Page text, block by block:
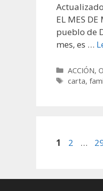
Actualizado
EL MES
pueblo de
mes, es …
Categorías
ACCIÓN,
Etiquetas
carta,
Página
1 Página
2 …